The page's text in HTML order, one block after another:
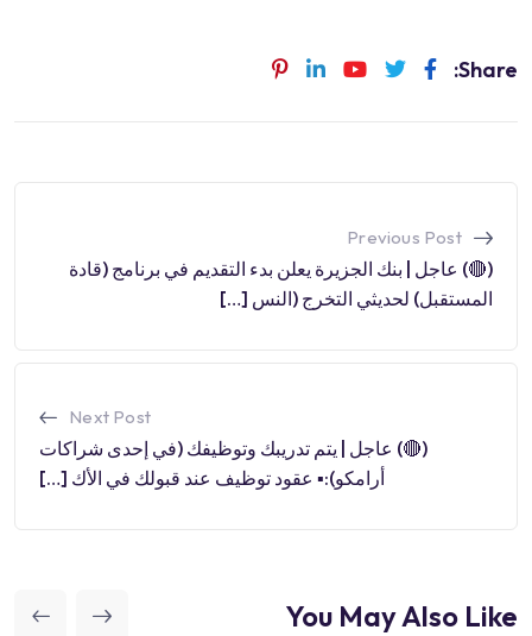
Share:
Previous Post
(🔴) عاجل | بنك الجزيرة يعلن بدء التقديم في برنامج (قادة
المستقبل) لحديثي التخرج (النس […]
Next Post
(🔴) عاجل | يتم تدريبك وتوظيفك (في إحدى شراكات
أرامكو):▪️ عقود توظيف عند قبولك في الأك […]
You May Also Like